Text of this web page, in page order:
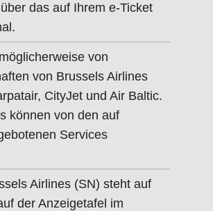
das auf Ihrem e-Ticket
von
von Brussels Airlines
CityJet und Air Baltic.
können von den auf
Services
Airlines (SN) steht auf
der Anzeigetafel im